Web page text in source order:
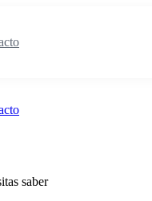
saber